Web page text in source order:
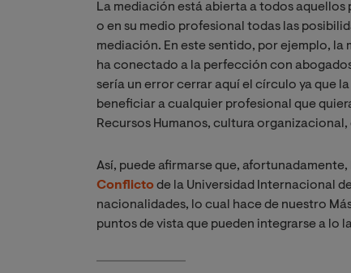
La mediación está abierta a todos
o en su medio profesional todas las
mediación. En este sentido, por ejemplo,
ha conectado a la perfección con
sería un error cerrar aquí el círculo ya que
beneficiar a cualquier profesional que
Recursos Humanos, cultura
Así, puede afirmarse que, afortunadamente,
Conflictode la Universidad Internacional
nacionalidades, lo cual hace de nuestro
puntos de vista que pueden integrarse a lo